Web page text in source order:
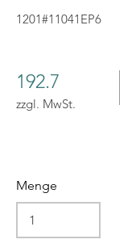
1201#11041EP6
192.7
zzgl. MwSt.
Menge